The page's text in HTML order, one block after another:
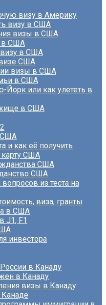
визу в Америку
визу в США
визы в США
в США
в США
США
визы в США
в США
или как улететь в
в США
США
и как её получить
карту США
США
США
из теста на
виза, гранты
в США
J1, F1
инвестора
в Канаду
в Канаду
визы в Канаду
Канаде